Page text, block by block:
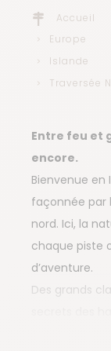
Accueil
Europe
Islande
Traversée
Entre feu et
encore.
Bienvenue
façonnée par
nord. Ici, la
chaque piste
d’aventure.
Des grands